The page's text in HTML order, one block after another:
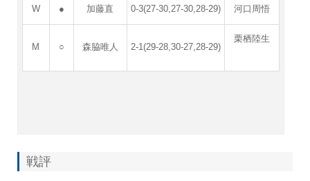
W ● 加藤直 0-3(27-30,27-30,28-29) 河口周悟
M ○ 森脇唯人 2-1(29-28,30-27,28-29)
栗栖陸生
戦評